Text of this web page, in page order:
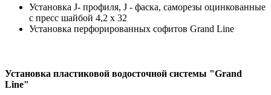
Установка J- профиля, J - фаска, саморезы оцинкованные
с пресс шайбой 4,2 х 32
Установка перфорированных софитов Grand Line
Установка пластиковой водосточной системы "Grand
Line"